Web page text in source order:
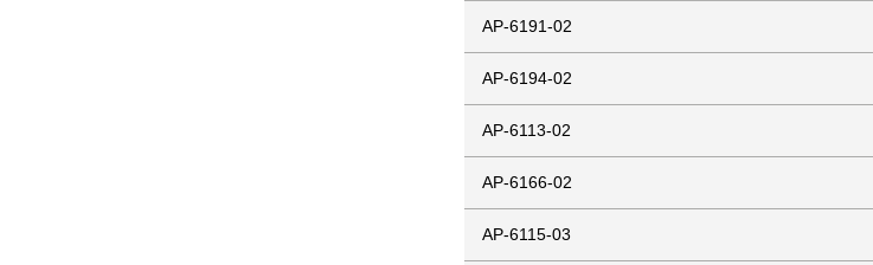
AP-6191-02
AP-6194-02
AP-6113-02
AP-6166-02
AP-6115-03